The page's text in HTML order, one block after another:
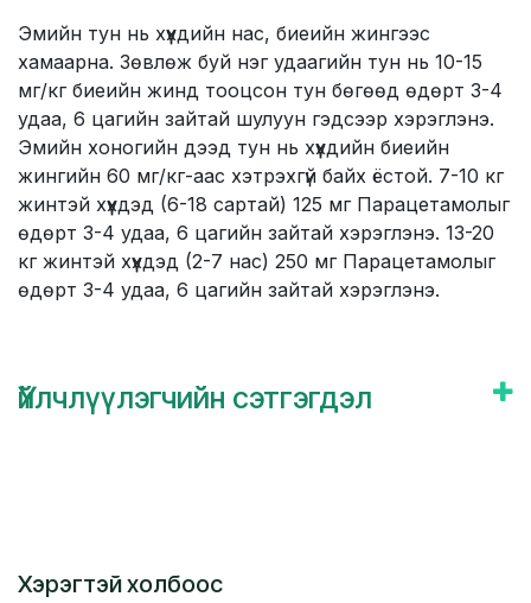
Эмийн тун нь хүүхдийн нас, биеийн жингээс
хамаарна. Зөвлөж буй нэг удаагийн тун нь 10-15
мг/кг биеийн жинд тооцсон тун бөгөөд өдөрт 3-4
удаа, 6 цагийн зайтай шулуун гэдсээр хэрэглэнэ.
Эмийн хоногийн дээд тун нь хүүхдийн биеийн
жингийн 60 мг/кг-аас хэтрэхгүй байх ёстой. 7-10 кг
жинтэй хүүхдэд (6-18 сартай) 125 мг Парацетамолыг
өдөрт 3-4 удаа, 6 цагийн зайтай хэрэглэнэ. 13-20
кг жинтэй хүүхдэд (2-7 нас) 250 мг Парацетамолыг
өдөрт 3-4 удаа, 6 цагийн зайтай хэрэглэнэ.
Үйлчлүүлэгчийн сэтгэгдэл
Хэрэгтэй холбоос